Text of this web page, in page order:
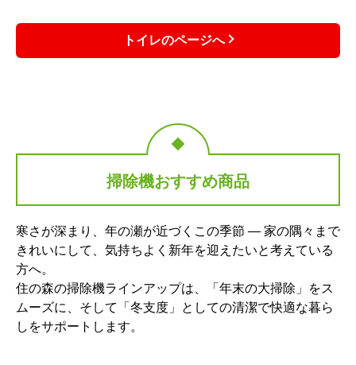
トイレのページへ
掃除機おすすめ商品
寒さが深まり、年の瀬が近づくこの季節 — 家の隅々まで
きれいにして、気持ちよく新年を迎えたいと考えている
方へ。
住の森の掃除機ラインアップは、「年末の大掃除」をス
ムーズに、そして「冬支度」としての清潔で快適な暮ら
しをサポートします。